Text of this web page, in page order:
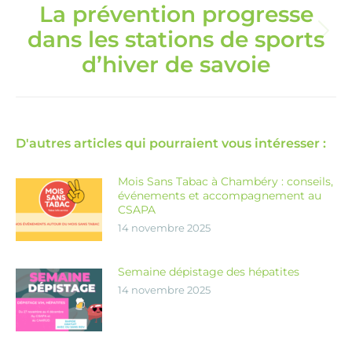
Article
suivant
:
La prévention progresse
dans les stations de sports
d’hiver de savoie
D'autres articles qui pourraient vous intéresser :
Mois Sans Tabac à Chambéry : conseils,
événements et accompagnement au
CSAPA
14 novembre 2025
Semaine dépistage des hépatites
14 novembre 2025